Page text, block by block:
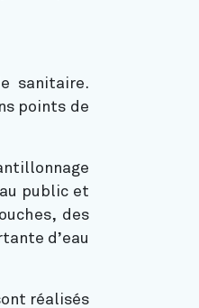
sanitaire.
points de
public et
des
d’eau
réalisés